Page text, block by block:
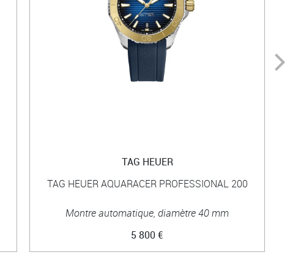
TAG HEUER
TAG HEUER AQUARACER PROFESSIONAL 200
Montre automatique, diamètre 40 mm
5 800 €